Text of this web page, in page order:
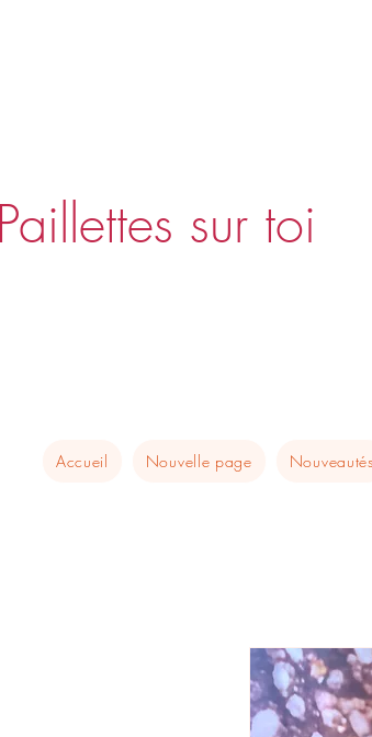
sur toi
Accueil Nouvelle page Nouveautés